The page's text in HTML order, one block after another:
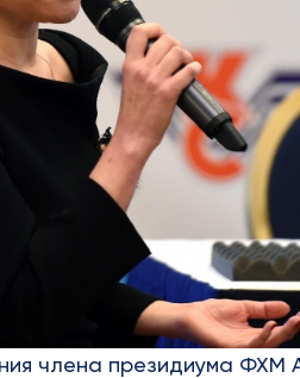
члена президиума ФХМ